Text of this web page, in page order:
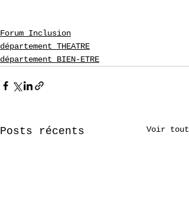
Forum Inclusion
département THEATRE
département BIEN-ETRE
Posts récents Voir tout